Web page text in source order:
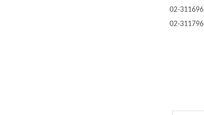
02-311696
02-311796